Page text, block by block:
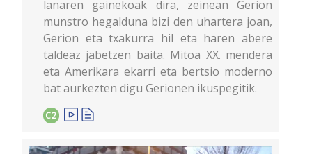
lanaren gainekoak dira, zeinean Gerion
munstro hegalduna bizi den uhartera joan,
Gerion eta txakurra hil eta haren abere
taldeaz jabetzen baita. Mitoa XX. mendera
eta Amerikara ekarri eta bertsio moderno
bat aurkezten digu Gerionen ikuspegitik.
C2